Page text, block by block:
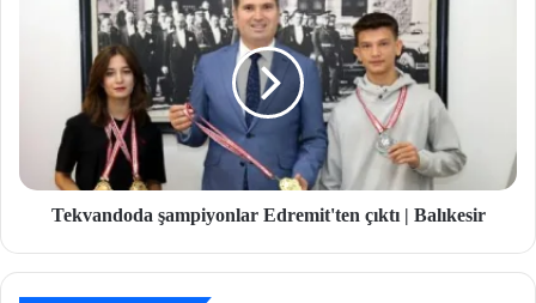
Tekvandoda şampiyonlar Edremit'ten çıktı | Balıkesir